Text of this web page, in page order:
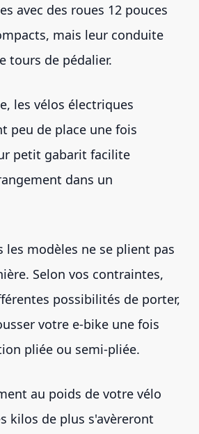
avec des roues 12 pouces
mais leur conduite
tours de pédalier.
les vélos électriques
peu de place une fois
petit gabarit facilite
dans un
les modèles ne se plient pas
Selon vos contraintes,
possibilités de porter,
votre e-bike une fois
pliée ou semi-pliée.
au poids de votre vélo
kilos de plus s'avèreront